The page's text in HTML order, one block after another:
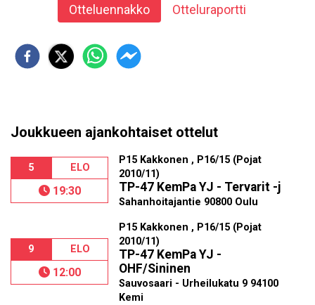
Otteluennakko Otteluraportti
Joukkueen ajankohtaiset ottelut
5 ELO
19:30
P15 Kakkonen , P16/15 (Pojat
2010/11)
TP-47 KemPa YJ - Tervarit -j
Sahanhoitajantie 90800 Oulu
9 ELO
12:00
P15 Kakkonen , P16/15 (Pojat
2010/11)
TP-47 KemPa YJ -
OHF/Sininen
Sauvosaari - Urheilukatu 9 94100
Kemi